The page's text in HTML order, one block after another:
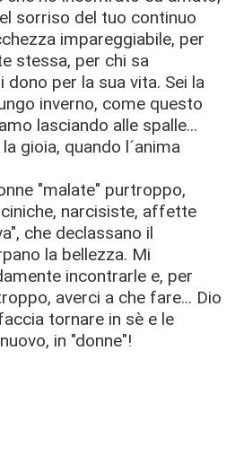
sorriso del tuo continuo
impareggiabile, per
stessa, per chi sa
per la sua vita. Sei la
inverno, come questo
lasciando alle spalle...
gioia, quando l´anima
"malate" purtroppo,
narcisiste, affette
che declassano il
la bellezza. Mi
incontrarle e, per
averci a che fare... Dio
tornare in sè e le
in "donne"!